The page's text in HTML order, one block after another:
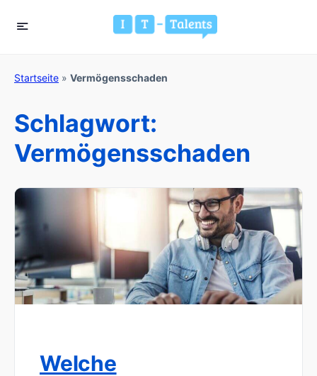
Startseite » Vermögensschaden
Schlagwort:
Vermögensschaden
Welche